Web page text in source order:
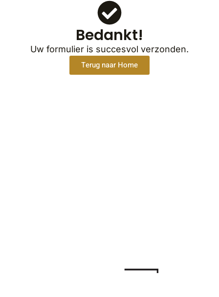
Bedankt!
Uw formulier is succesvol verzonden.
Terug naar Home